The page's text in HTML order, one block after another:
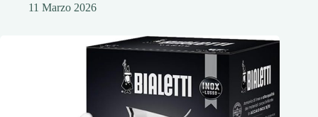
11 Marzo 2026